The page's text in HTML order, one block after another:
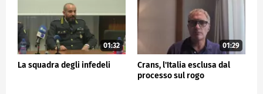
01:32
La squadra degli infedeli
01:29
Crans, l'Italia esclusa dal
processo sul rogo